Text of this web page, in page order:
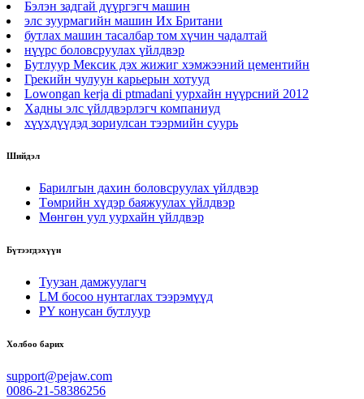
Бэлэн задгай дүүргэгч машин
элс зуурмагийн машин Их Британи
бутлах машин тасалбар том хүчин чадалтай
нүүрс боловсруулах үйлдвэр
Бутлуур Мексик дэх жижиг хэмжээний цементийн
Грекийн чулуун карьерын хотууд
Lowongan kerja di ptmadani уурхайн нүүрсний 2012
Хадны элс үйлдвэрлэгч компаниуд
хүүхдүүдэд зориулсан тээрмийн суурь
Шийдэл
Барилгын дахин боловсруулах үйлдвэр
Төмрийн хүдэр баяжуулах үйлдвэр
Мөнгөн уул уурхайн үйлдвэр
Бүтээгдэхүүн
Туузан дамжуулагч
LM босоо нунтаглах тээрэмүүд
PY конусан бутлуур
Холбоо барих
support@pejaw.com
0086-21-58386256